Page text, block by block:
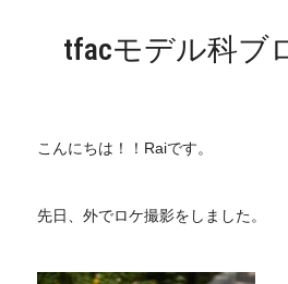
tfacモデル科ブ
こんにちは！！Raiです。
先日、外でロケ撮影をしました。